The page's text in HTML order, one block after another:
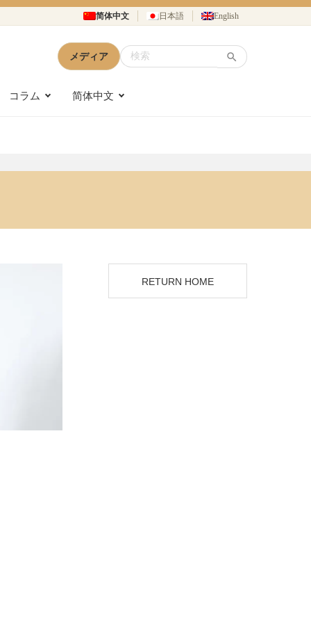
简体中文 日本語 English
メディア
コラム 简体中文
RETURN HOME